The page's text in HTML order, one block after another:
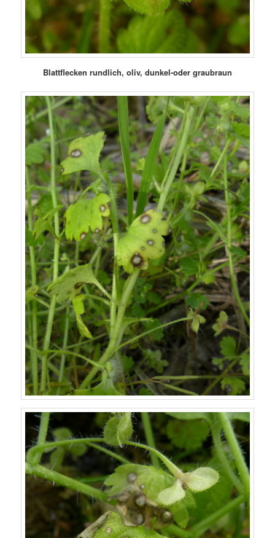
Blattflecken rundlich, oliv, dunkel-oder graubraun